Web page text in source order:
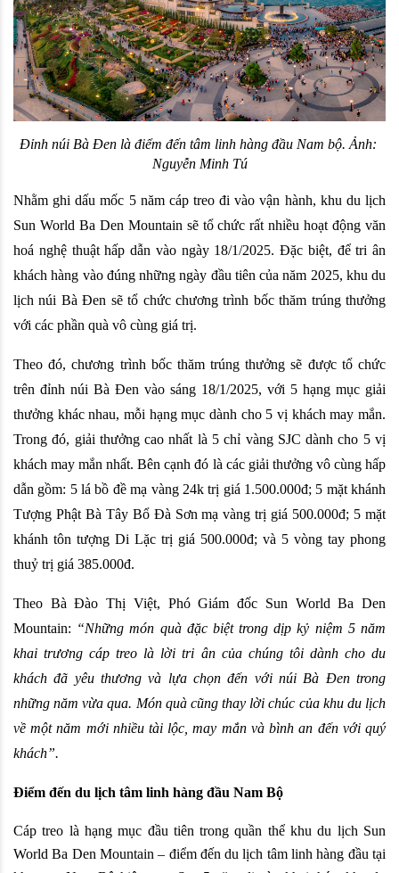
Đỉnh núi Bà Đen là điểm đến tâm linh hàng đầu Nam bộ. Ảnh:
Nguyễn Minh Tú
Nhằm ghi dấu mốc 5 năm cáp treo đi vào vận hành, khu du lịch
Sun World Ba Den Mountain sẽ tổ chức rất nhiều hoạt động văn
hoá nghệ thuật hấp dẫn vào ngày 18/1/2025. Đặc biệt, để tri ân
khách hàng vào đúng những ngày đầu tiên của năm 2025, khu du
lịch núi Bà Đen sẽ tổ chức chương trình bốc thăm trúng thưởng
với các phần quà vô cùng giá trị.
Theo đó, chương trình bốc thăm trúng thưởng sẽ được tổ chức
trên đỉnh núi Bà Đen vào sáng 18/1/2025, với 5 hạng mục giải
thưởng khác nhau, mỗi hạng mục dành cho 5 vị khách may mắn.
Trong đó, giải thưởng cao nhất là 5 chỉ vàng SJC dành cho 5 vị
khách may mắn nhất. Bên cạnh đó là các giải thưởng vô cùng hấp
dẫn gồm: 5 lá bồ đề mạ vàng 24k trị giá 1.500.000đ; 5 mặt khánh
Tượng Phật Bà Tây Bổ Đà Sơn mạ vàng trị giá 500.000đ; 5 mặt
khánh tôn tượng Di Lặc trị giá 500.000đ; và 5 vòng tay phong
thuỷ trị giá 385.000đ.
Theo Bà Đào Thị Việt, Phó Giám đốc Sun World Ba Den
Mountain: “Những món quà đặc biệt trong dịp kỷ niệm 5 năm
khai trương cáp treo là lời tri ân của chúng tôi dành cho du
khách đã yêu thương và lựa chọn đến với núi Bà Đen trong
những năm vừa qua. Món quà cũng thay lời chúc của khu du lịch
về một năm mới nhiều tài lộc, may mắn và bình an đến với quý
khách”.
Điểm đến du lịch tâm linh hàng đầu Nam Bộ
Cáp treo là hạng mục đầu tiên trong quần thể khu du lịch Sun
World Ba Den Mountain – điểm đến du lịch tâm linh hàng đầu tại